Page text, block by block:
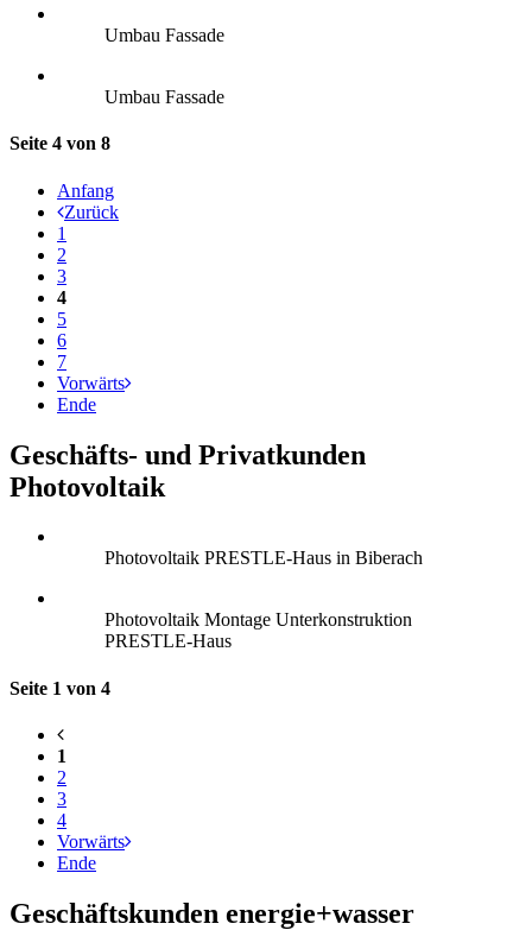
Umbau Fassade
Umbau Fassade
Seite 4 von 8
Anfang
Zurück
1
2
3
4
5
6
7
Vorwärts
Ende
Geschäfts- und Privatkunden
Photovoltaik
Photovoltaik PRESTLE-Haus in Biberach
Photovoltaik Montage Unterkonstruktion
PRESTLE-Haus
Seite 1 von 4
1
2
3
4
Vorwärts
Ende
Geschäftskunden energie+wasser